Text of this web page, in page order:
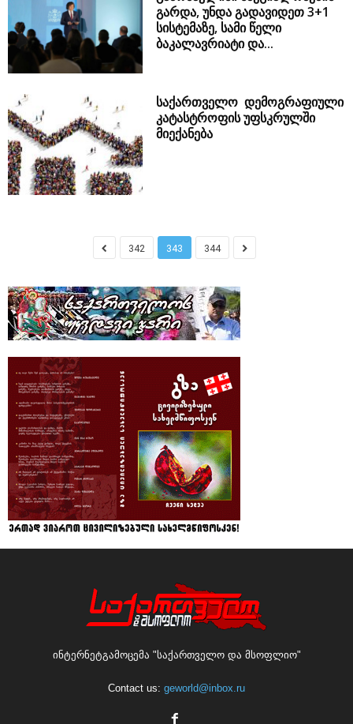
საქართველო დემოგრაფიული
342
ინტერნეტგამოცემა "საქართველო და მსოფლიო"